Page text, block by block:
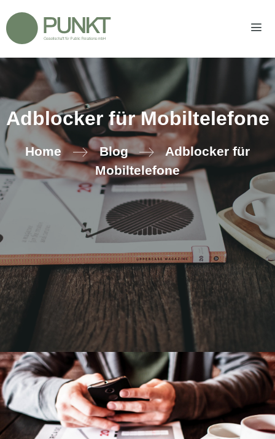
Inhalt
springen
Adblocker für Mobiltelefone
Home Blog
Adblocker für
Mobiltelefone